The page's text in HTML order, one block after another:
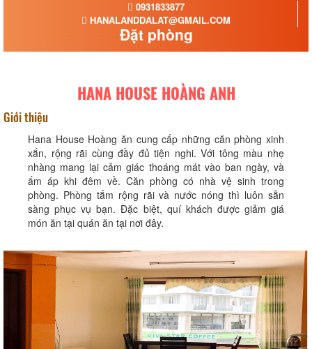
0931833877
HANALANDDALAT@GMAIL.COM
Đặt phòng
HANA HOUSE HOÀNG ANH
Giới thiệu
Hana House Hoàng ăn cung cấp những căn phòng xinh
xắn, rộng rãi cùng đầy đủ tiện nghi. Với tông màu nhẹ
nhàng mang lại cảm giác thoáng mát vào ban ngày, và
ấm áp khi đêm về. Căn phòng có nhà vệ sinh trong
phòng. Phòng tắm rộng rãi và nước nóng thì luôn sẵn
sàng phục vụ bạn. Đặc biệt, quí khách được giảm giá
món ăn tại quán ăn tại nơi đây.